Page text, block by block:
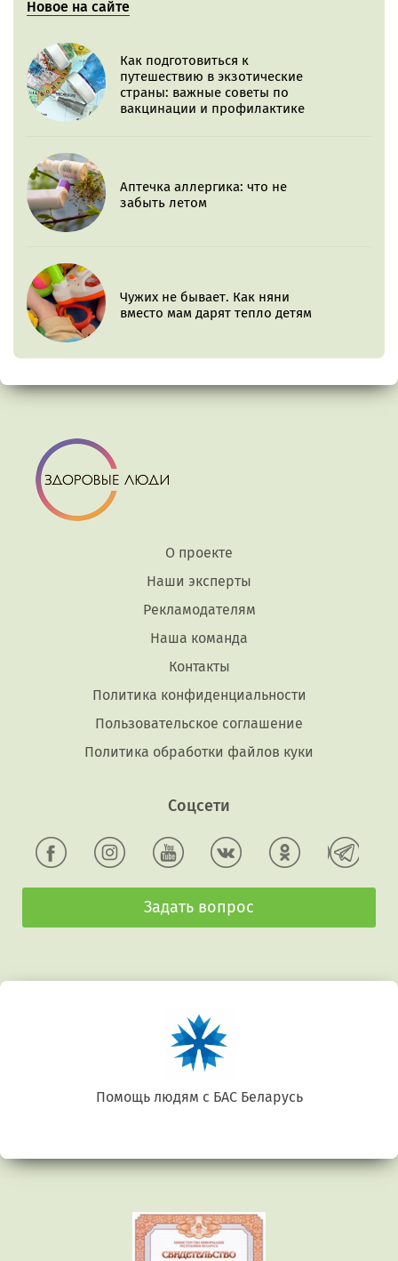
Новое на сайте
Как подготовиться к
путешествию в экзотические
страны: важные советы по
вакцинации и профилактике
Аптечка аллергика: что не
забыть летом
Чужих не бывает. Как няни
вместо мам дарят тепло детям
О проекте
Наши эксперты
Рекламодателям
Наша команда
Контакты
Политика конфиденциальности
Пользовательское соглашение
Политика обработки файлов куки
Соцсети
Задать вопрос
Помощь людям с БАС Беларусь
Предыдущий